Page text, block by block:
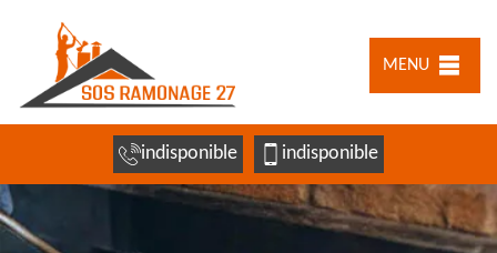
MENU
indisponible indisponible